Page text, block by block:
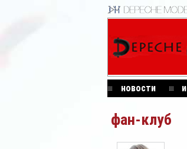
новости
фан-клуб